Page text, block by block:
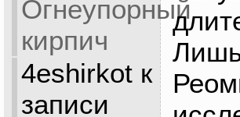
Огнеупорный
кирпич
4eshirkotк
записи